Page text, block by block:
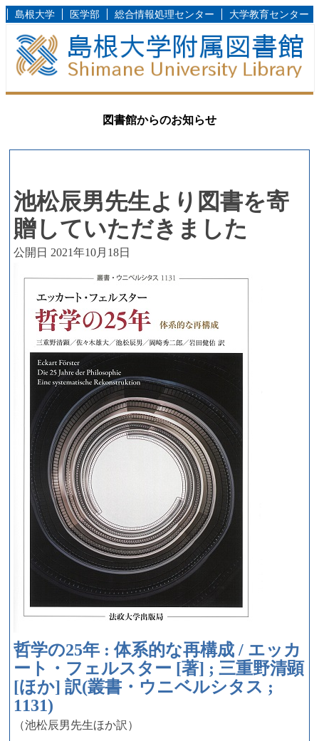
島根大学 医学部 総合情報処理センター 大学教育センター
図書館からのお知らせ
池松辰男先生より図書を寄
贈していただきました
公開日 2021年10月18日
哲学の25年 : 体系的な再構成 / エッカ
ート・フェルスター [著] ; 三重野清顕
[ほか] 訳(叢書・ウニベルシタス ;
1131)
（池松辰男先生ほか訳）